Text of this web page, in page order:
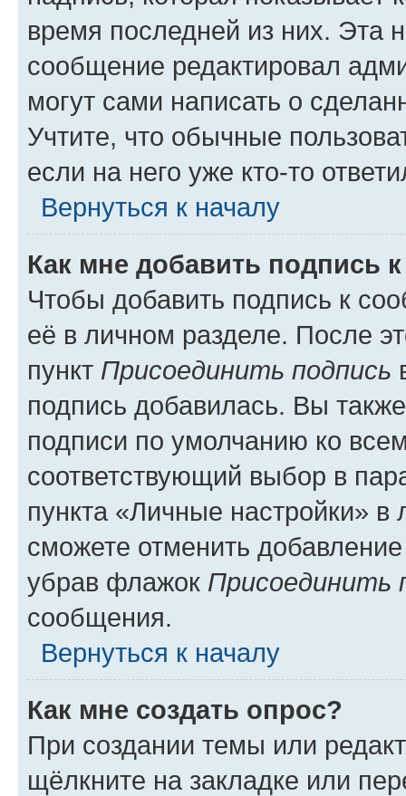
время последней из них. Эта
сообщение редактировал
могут сами написать о
Учтите, что обычные
если на него уже кто-то
Вернуться к началу
Как мне добавить подпись
Чтобы добавить подпись к
её в личном разделе. После
пункт Присоединить подпись
подпись добавилась. Вы
подписи по умолчанию ко
соответствующий выбор в
пункта «Личные настройки»
сможете отменить
убрав флажок Присоединить
сообщения.
Вернуться к началу
Как мне создать опрос?
При создании темы или
щёлкните на закладке или